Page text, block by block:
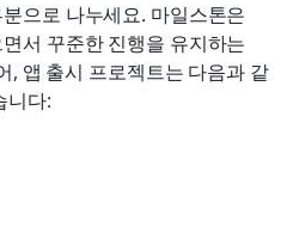
으로 나누세요. 마일스톤은
서 꾸준한 진행을 유지하는
, 앱 출시 프로젝트는 다음과 같
니다: